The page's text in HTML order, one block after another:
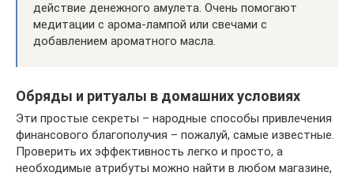
действие денежного амулета. Очень помогают
медитации с арома-лампой или свечами с
добавлением ароматного масла.
Обряды и ритуалы в домашних условиях
Эти простые секреты – народные способы привлечения
финансового благополучия – пожалуй, самые известные.
Проверить их эффективность легко и просто, а
необходимые атрибуты можно найти в любом магазине,